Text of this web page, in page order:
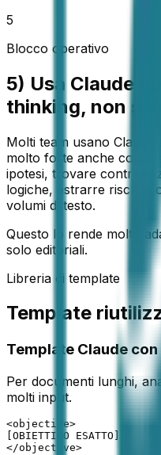
5
Blocco operativo
5) Usa Claude
thinking, non
Molti team usano
molto forte anche come
ipotesi, trovare
logiche, estrarre rischi e
volumi di testo.
Questo lo rende molto
solo editoriali.
Libreria di template
Template
Template Claude
Per documenti lunghi,
molti input.
<objective>
[OBIETTIVO ESATTO]
</objective>